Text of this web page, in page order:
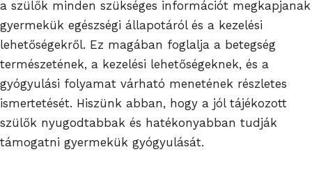
a szülők minden szükséges információt megkapjanak
gyermekük egészségi állapotáról és a kezelési
lehetőségekről. Ez magában foglalja a betegség
természetének, a kezelési lehetőségeknek, és a
gyógyulási folyamat várható menetének részletes
ismertetését. Hiszünk abban, hogy a jól tájékozott
szülők nyugodtabbak és hatékonyabban tudják
támogatni gyermekük gyógyulását.